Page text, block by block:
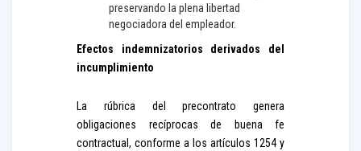
preservando la plena libertad
negociadora del empleador.
Efectos indemnizatorios derivados del
incumplimiento
La rúbrica del precontrato genera
obligaciones recíprocas de buena fe
contractual, conforme a los artículos 1254 y